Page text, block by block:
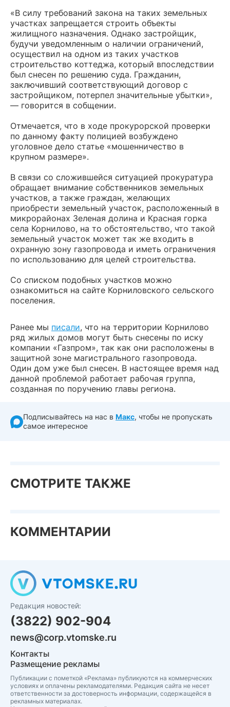
«В силу требований закона на таких земельных
участках запрещается строить объекты
жилищного назначения. Однако застройщик,
будучи уведомленным о наличии ограничений,
осуществил на одном из таких участков
строительство коттеджа, который впоследствии
был снесен по решению суда. Гражданин,
заключивший соответствующий договор с
застройщиком, потерпел значительные убытки»,
— говорится в собщении.
Отмечается, что в ходе прокурорской проверки
по данному факту полицией возбуждено
уголовное дело статье «мошенничество в
крупном размере».
В связи со сложившейся ситуацией прокуратура
обращает внимание собственников земельных
участков, а также граждан, желающих
приобрести земельный участок, расположенный в
микрорайонах Зеленая долина и Красная горка
села Корнилово, на то обстоятельство, что такой
земельный участок может так же входить в
охранную зону газопровода и иметь ограничения
по использованию для целей строительства.
Со списком подобных участков можно
ознакомиться на сайте Корниловского сельского
поселения.
Ранее мы писали, что на территории Корнилово
ряд жилых домов могут быть снесены по иску
компании «Газпром», так как они расположены в
защитной зоне магистрального газопровода.
Один дом уже был снесен. В настоящее время над
данной проблемой работает рабочая группа,
созданная по поручению главы региона.
Подписывайтесь на нас в Макс, чтобы не пропускать
самое интересное
СМОТРИТЕ ТАКЖЕ
КОММЕНТАРИИ
Редакция новостей:
(3822) 902-904
news@corp.vtomske.ru
Контакты
Размещение рекламы
Публикации с пометкой «Реклама» публикуются на коммерческих
условиях и оплачены рекламодателями. Редакция сайта не несет
ответственности за достоверность информации, содержащейся в
рекламных материалах.